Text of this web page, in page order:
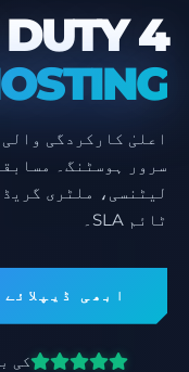
4
ٹائم SLA۔
ابھی
کی